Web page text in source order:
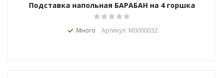
Подставка напольная БАРАБАН на 4 горшка
Много Артикул: М0000032